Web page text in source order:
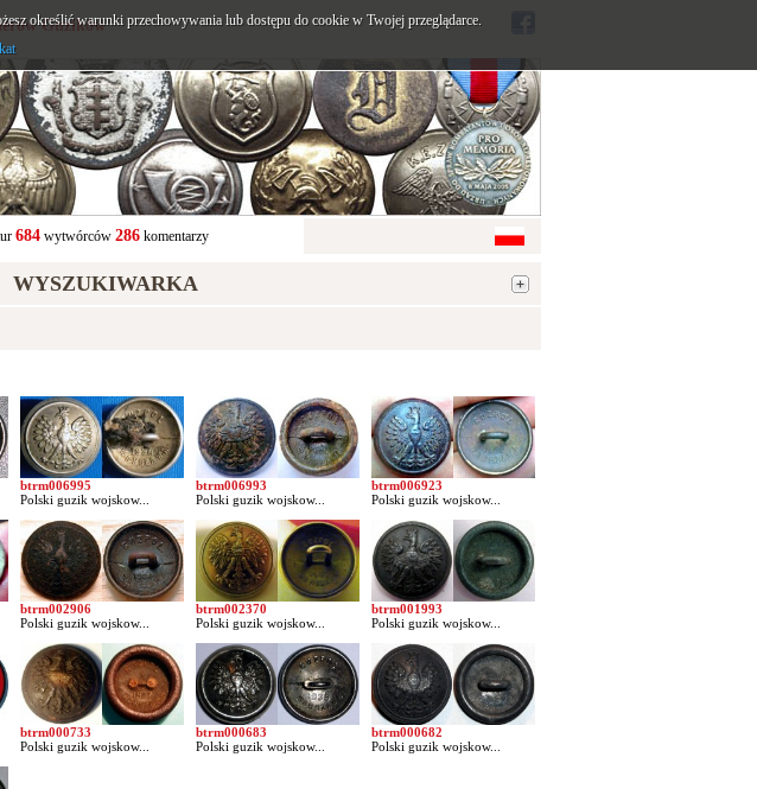
Guzików
684wytwórców 286komentarzy
WYSZUKIWARKA
btrm006995
Polski guzik wojskow...
btrm006993
Polski guzik wojskow...
btrm006923
Polski guzik wojskow...
btrm002906
Polski guzik wojskow...
btrm002370
Polski guzik wojskow...
btrm001993
Polski guzik wojskow...
btrm000733
Polski guzik wojskow...
btrm000683
Polski guzik wojskow...
btrm000682
Polski guzik wojskow...
określić warunki przechowywania lub dostępu do cookie w Twojej przeglądarce.